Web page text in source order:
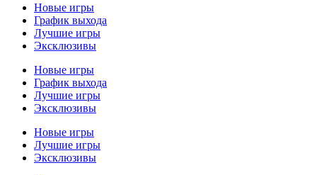
Новые игры
График выхода
Лучшие игры
Эксклюзивы
Новые игры
График выхода
Лучшие игры
Эксклюзивы
Новые игры
Лучшие игры
Эксклюзивы